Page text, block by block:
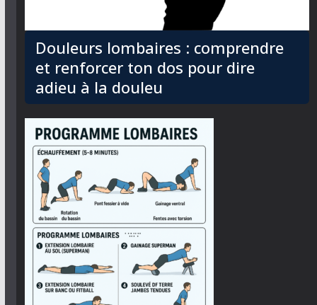
Douleurs lombaires : comprendre
et renforcer ton dos pour dire
adieu à la douleu